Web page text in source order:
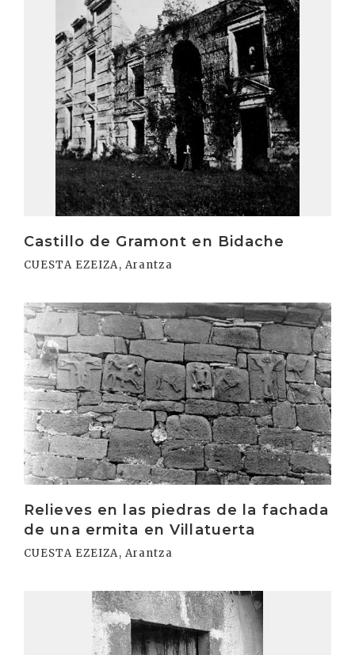
Castillo de Gramont en Bidache
CUESTA EZEIZA, Arantza
Relieves en las piedras de la fachada
de una ermita en Villatuerta
CUESTA EZEIZA, Arantza
Irakurri